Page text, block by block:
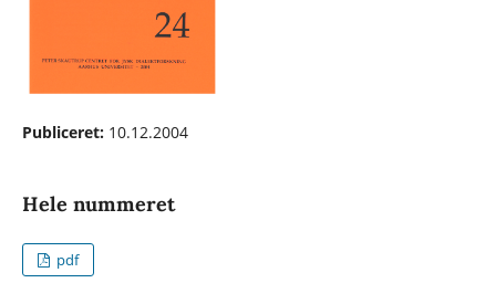
Publiceret: 10.12.2004
Hele nummeret
pdf